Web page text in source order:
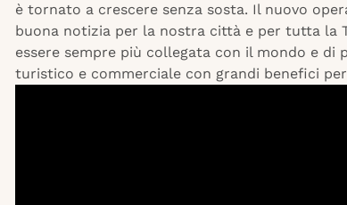
è tornato a crescere senza sosta. Il nuovo
buona notizia per la nostra città e per tutta la
essere sempre più collegata con il mondo e
turistico e commerciale con grandi benefici